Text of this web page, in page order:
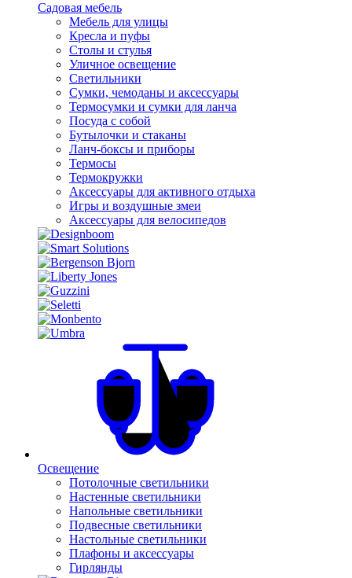
Садовая мебель
Мебель для улицы
Кресла и пуфы
Столы и стулья
Уличное освещение
Светильники
Сумки, чемоданы и аксессуары
Термосумки и сумки для ланча
Посуда с собой
Бутылочки и стаканы
Ланч-боксы и приборы
Термосы
Термокружки
Аксессуары для активного отдыха
Игры и воздушные змеи
Аксессуары для велосипедов
Освещение
Потолочные светильники
Настенные светильники
Напольные светильники
Подвесные светильники
Настольные светильники
Плафоны и аксессуары
Гирлянды